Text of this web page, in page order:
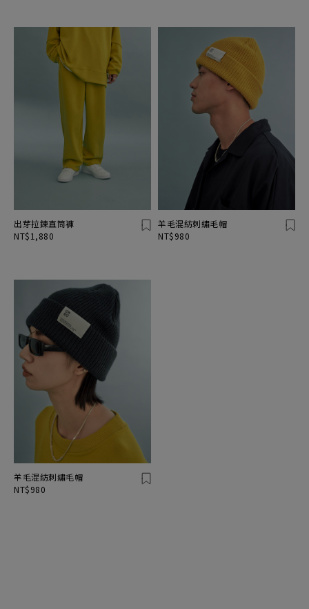
出芽拉鍊直筒褲
NT$1,880
羊毛混紡刺繡毛帽
NT$980
羊毛混紡刺繡毛帽
NT$980